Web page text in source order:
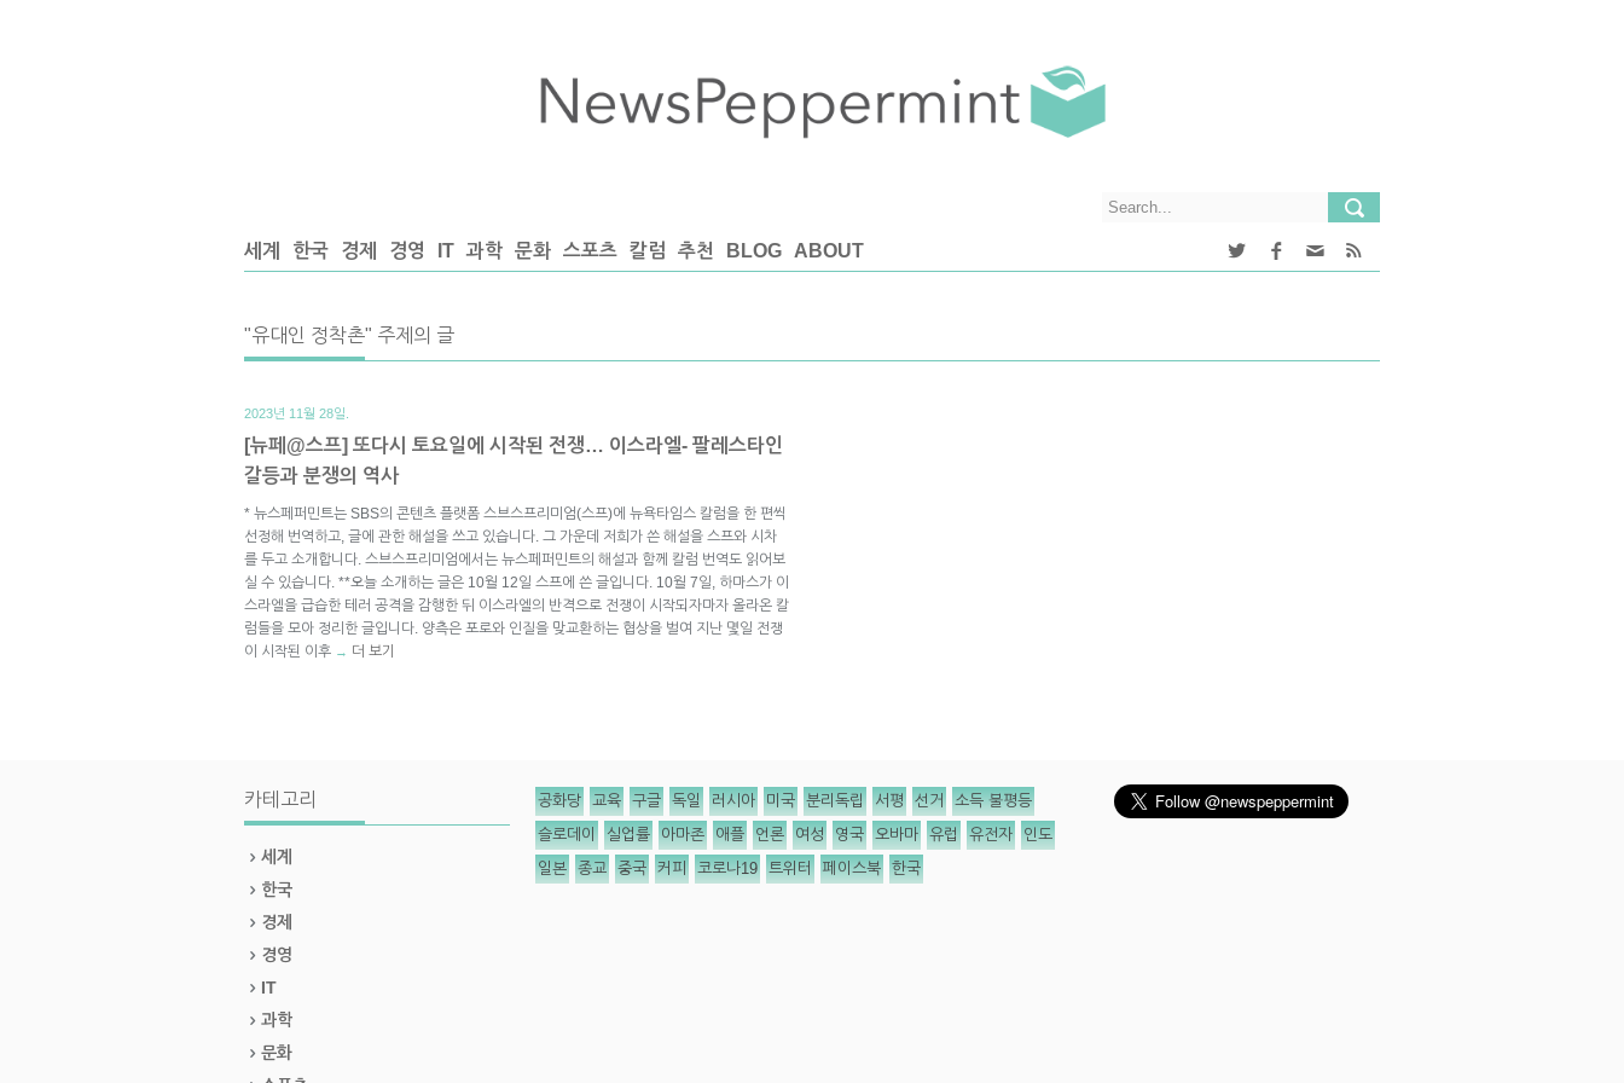
세계 한국 경제 경영 IT 과학 문화 스포츠 칼럼 추천 BLOG ABOUT
"유대인 정착촌" 주제의 글
2023년 11월 28일.
[뉴페@스프] 또다시 토요일에 시작된 전쟁… 이스라엘- 팔레스타인
갈등과 분쟁의 역사
* 뉴스페퍼민트는 SBS의 콘텐츠 플랫폼 스브스프리미엄(스프)에 뉴욕타임스 칼럼을 한 편씩
선정해 번역하고, 글에 관한 해설을 쓰고 있습니다. 그 가운데 저희가 쓴 해설을 스프와 시차
를 두고 소개합니다. 스브스프리미엄에서는 뉴스페퍼민트의 해설과 함께 칼럼 번역도 읽어보
실 수 있습니다. **오늘 소개하는 글은 10월 12일 스프에 쓴 글입니다. 10월 7일, 하마스가 이
스라엘을 급습한 테러 공격을 감행한 뒤 이스라엘의 반격으로 전쟁이 시작되자마자 올라온 칼
럼들을 모아 정리한 글입니다. 양측은 포로와 인질을 맞교환하는 협상을 벌여 지난 몇일 전쟁
이 시작된 이후 → 더 보기
카테고리
세계
한국
경제
경영
IT
과학
문화
공화당 교육 구글 독일 러시아 미국 분리독립 서평 선거 소득 불평등
슬로데이 실업률 아마존 애플 언론 여성 영국 오바마 유럽 유전자 인도
일본 종교 중국 커피 코로나19 트위터 페이스북 한국